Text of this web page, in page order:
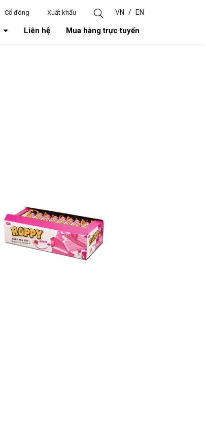
Cổ đông Xuất khẩu VN / EN
Liên hệ Mua hàng trực tuyến